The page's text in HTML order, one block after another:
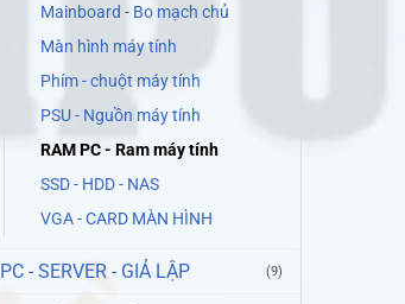
Mainboard - Bo mạch chủ
Màn hình máy tính
Phím - chuột máy tính
PSU - Nguồn máy tính
RAM PC - Ram máy tính
SSD - HDD - NAS
VGA - CARD MÀN HÌNH
PC - SERVER - GIẢ LẬP (9)